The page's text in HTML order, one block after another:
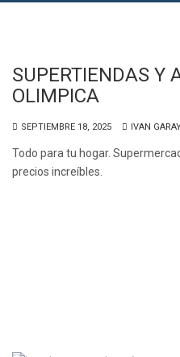
SUPERTIENDAS Y
OLIMPICA
SEPTIEMBRE 18, 2025 IVAN
Todo para tu hogar.
precios increíbles.